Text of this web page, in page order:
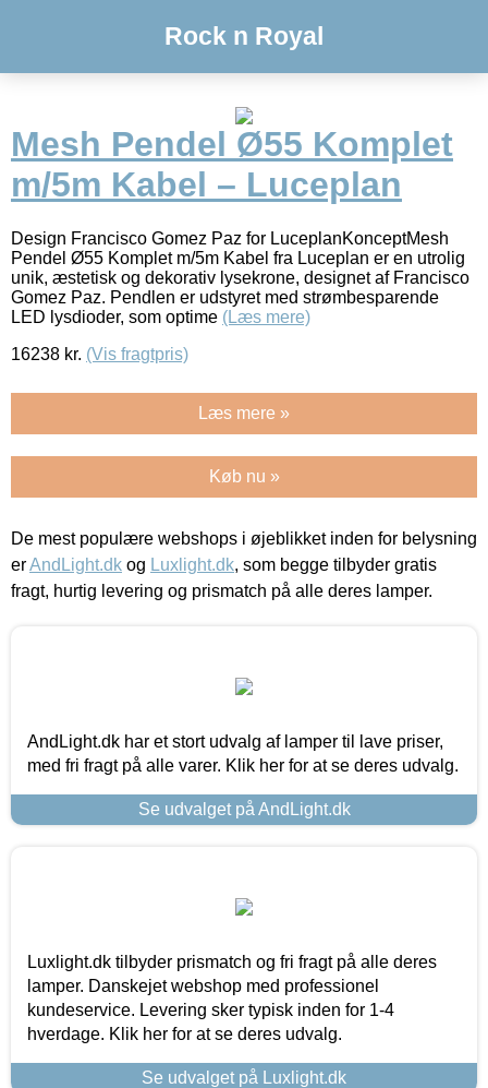
Rock n Royal
Mesh Pendel Ø55 Komplet
m/5m Kabel – Luceplan
Design Francisco Gomez Paz for LuceplanKonceptMesh
Pendel Ø55 Komplet m/5m Kabel fra Luceplan er en utrolig
unik, æstetisk og dekorativ lysekrone, designet af Francisco
Gomez Paz. Pendlen er udstyret med strømbesparende
LED lysdioder, som optime (Læs mere)
16238 kr. (Vis fragtpris)
Læs mere »
Køb nu »
De mest populære webshops i øjeblikket inden for belysning
erAndLight.dk og Luxlight.dk, som begge tilbyder gratis
fragt, hurtig levering og prismatch på alle deres lamper.
AndLight.dk har et stort udvalg af lamper til lave priser,
med fri fragt på alle varer. Klik her for at se deres udvalg.
Se udvalget på AndLight.dk
Luxlight.dk tilbyder prismatch og fri fragt på alle deres
lamper. Danskejet webshop med professionel
kundeservice. Levering sker typisk inden for 1-4
hverdage. Klik her for at se deres udvalg.
Se udvalget på Luxlight.dk